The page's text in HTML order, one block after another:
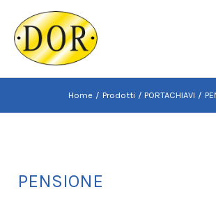
contenuto
Home Prodotti PORTACHIAVI
PENSIONE